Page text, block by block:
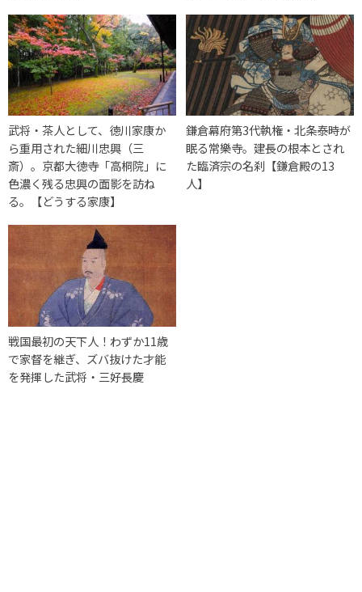
武将・茶人として、徳川家康か
ら重用された細川忠興（三
斎）。京都大徳寺「高桐院」に
色濃く残る忠興の面影を訪ね
る。【どうする家康】
鎌倉幕府第3代執権・北条泰時が
眠る常樂寺。建長の根本とされ
た臨済宗の名刹【鎌倉殿の13
人】
戦国最初の天下人！わずか11歳
で家督を継ぎ、ズバ抜けた才能
を発揮した武将・三好長慶